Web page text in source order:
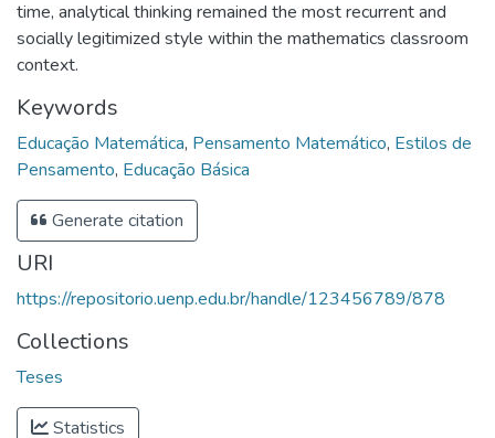
time, analytical thinking remained the most recurrent and
socially legitimized style within the mathematics classroom
context.
Keywords
Educação Matemática, Pensamento Matemático, Estilos de
Pensamento, Educação Básica
Generate citation
URI
https://repositorio.uenp.edu.br/handle/123456789/878
Collections
Teses
Statistics